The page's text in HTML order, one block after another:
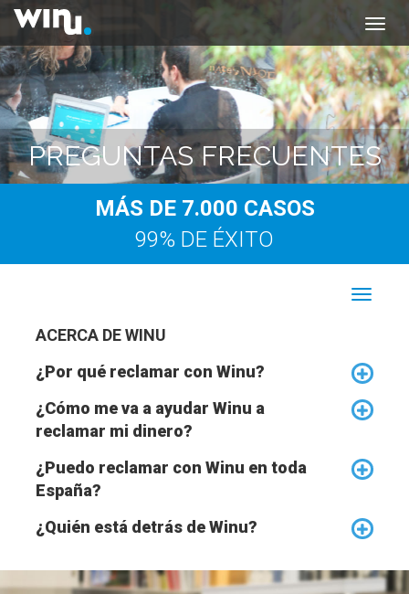
PREGUNTAS FRECUENTES
MÁS DE 7.000 CASOS
99% DE ÉXITO
ACERCA DE WINU
¿Por qué reclamar con Winu?
¿Cómo me va a ayudar Winu a
reclamar mi dinero?
¿Puedo reclamar con Winu en toda
España?
¿Quién está detrás de Winu?